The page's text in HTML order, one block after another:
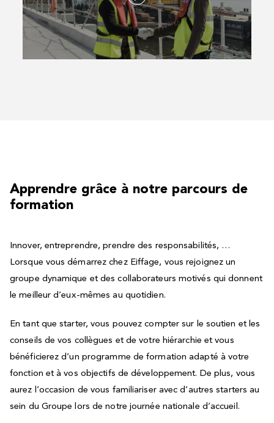
Apprendre grâce à notre parcours de
formation
Innover, entreprendre, prendre des responsabilités, …
Lorsque vous démarrez chez Eiffage, vous rejoignez un
groupe dynamique et des collaborateurs motivés qui donnent
le meilleur d’eux-mêmes au quotidien.
En tant que starter, vous pouvez compter sur le soutien et les
conseils de vos collègues et de votre hiérarchie et vous
bénéficierez d’un programme de formation adapté à votre
fonction et à vos objectifs de développement. De plus, vous
aurez l’occasion de vous familiariser avec d’autres starters au
sein du Groupe lors de notre journée nationale d’accueil.